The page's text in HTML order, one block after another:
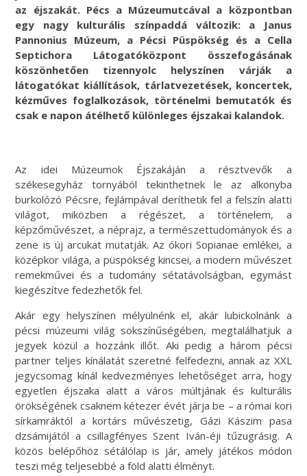
az éjszakát. Pécs a Múzeumutcával a központban
egy nagy kulturális színpaddá változik: a Janus
Pannonius Múzeum, a Pécsi Püspökség és a Cella
Septichora Látogatóközpont összefogásának
köszönhetően tizennyolc helyszínen várják a
látogatókat kiállítások, tárlatvezetések, koncertek,
kézműves foglalkozások, történelmi bemutatók és
csak e napon átélhető különleges éjszakai kalandok.
Az idei Múzeumok Éjszakáján a résztvevők a
székesegyház tornyából tekinthetnek le az alkonyba
burkolózó Pécsre, fejlámpával deríthetik fel a felszín alatti
világot, miközben a régészet, a történelem, a
képzőművészet, a néprajz, a természettudományok és a
zene is új arcukat mutatják. Az ókori Sopianae emlékei, a
középkor világa, a püspökség kincsei, a modern művészet
remekművei és a tudomány sétatávolságban, egymást
kiegészítve fedezhetők fel.
Akár egy helyszínen mélyülnénk el, akár lubickolnánk a
pécsi múzeumi világ sokszínűségében, megtalálhatjuk a
jegyek közül a hozzánk illőt. Aki pedig a három pécsi
partner teljes kínálatát szeretné felfedezni, annak az XXL
jegycsomag kínál kedvezményes lehetőséget arra, hogy
egyetlen éjszaka alatt a város múltjának és kulturális
örökségének csaknem kétezer évét járja be – a római kori
sírkamráktól a kortárs művészetig, Gázi Kászim pasa
dzsámijától a csillagfényes Szent Iván-éji tűzugrásig. A
közös belépőhöz sétálólap is jár, amely játékos módon
teszi még teljesebbé a föld alatti élményt.